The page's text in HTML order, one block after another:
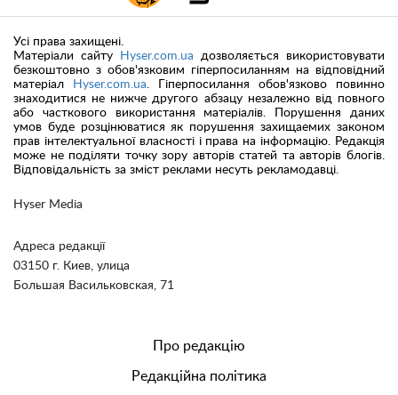
Hyser Media
Адреса редакції
03150 г. Киев, улица
Большая Васильковская, 71
Усі права захищені.
Матеріали сайту
Hyser.com.ua дозволяється використовувати
безкоштовно з обов'язковим гіперпосиланням на відповідний
матеріал
Hyser.com.ua. Гіперпосилання обов'язково повинно
знаходитися не нижче другого абзацу незалежно від повного
або часткового використання матеріалів. Порушення даних
умов буде розцінюватися як порушення захищаемих законом
прав інтелектуальної власності і права на інформацію. Редакція
може не поділяти точку зору авторів статей та авторів блогів.
Відповідальність за зміст реклами несуть рекламодавці.
Про редакцію
Редакційна політика